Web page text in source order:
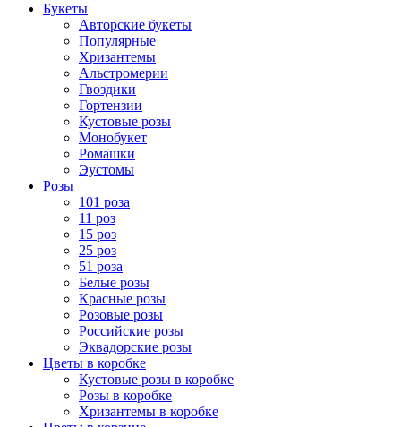
Букеты
Авторские букеты
Популярные
Хризантемы
Альстромерии
Гвоздики
Гортензии
Кустовые розы
Монобукет
Ромашки
Эустомы
Розы
101 роза
11 роз
15 роз
25 роз
51 роза
Белые розы
Красные розы
Розовые розы
Российские розы
Эквадорские розы
Цветы в коробке
Кустовые розы в коробке
Розы в коробке
Хризантемы в коробке